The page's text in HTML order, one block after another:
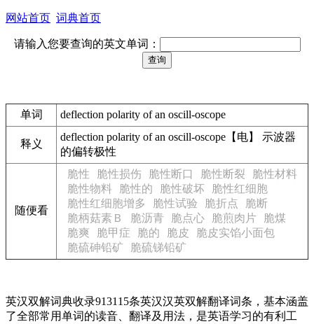
网站首页 词典首页
请输入您要查询的英文单词：
单词 deflection polarity of an oscill-oscope
释义
deflection polarity of an oscill-oscope【电】 示波器
的偏转极性
随便看
脆性 脆性损伤 脆性断口 脆性断裂
脆性材料
脆性物料
脆性的 脆性破坏
脆性红细胞
脆性红细胞增多
脆性试验 脆折点
脆断
脆柄菇素Ｂ
脆沥青 脆点心 脆煎肉片
脆煤
脆爽
脆甲症 脆的 脆皮
脆皮实馅小面包
脆硫砷铅矿
脆硫锑铅矿
英汉双解词典收录913115条英汉汉英双解翻译词条，基本涵盖
了全部常用单词的读音、翻译及用法，是英语学习的有利工